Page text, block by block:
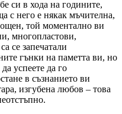
си в хода на годините,
с него е някак мъчителна,
той моментално ви
многопластови,
се запечатали
гънки на паметта ви, но
успеете да го
в съзнанието ви
изгубена любов – това